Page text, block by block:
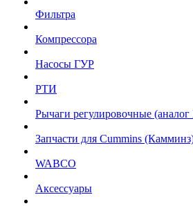
Фильтра
Компрессора
Насосы ГУР
РТИ
Рычаги регулировочные
Запчасти для Cummins
WABCO
Аксессуары